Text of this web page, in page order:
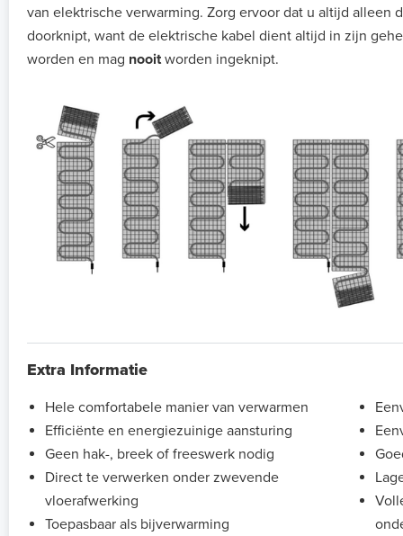
van elektrische verwarming. Zorg ervoor dat u altijd alleen
doorknipt, want de elektrische kabel dient altijd in zijn
worden en mag nooitworden ingeknipt.
Extra Informatie
Hele comfortabele manier van verwarmen
Efficiënte en energiezuinige aansturing
Geen hak-, breek of freeswerk nodig
Direct te verwerken onder zwevende
vloerafwerking
Toepasbaar als bijverwarming